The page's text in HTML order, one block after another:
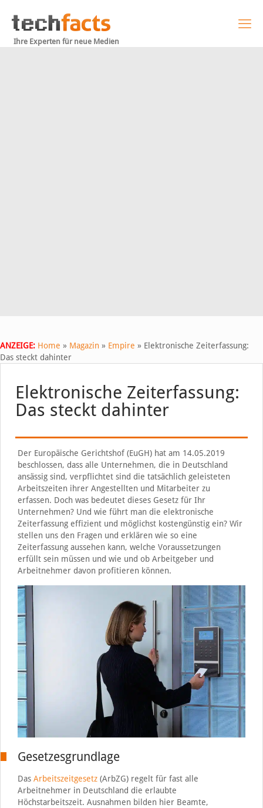
Ihre Experten für neue Medien
ANZEIGE: Home » Magazin » Empire » Elektronische Zeiterfassung:
Das steckt dahinter
Elektronische Zeiterfassung:
Das steckt dahinter
Der Europäische Gerichtshof (EuGH) hat am 14.05.2019
beschlossen, dass alle Unternehmen, die in Deutschland
ansässig sind, verpflichtet sind die tatsächlich geleisteten
Arbeitszeiten ihrer Angestellten und Mitarbeiter zu
erfassen. Doch was bedeutet dieses Gesetz für Ihr
Unternehmen? Und wie führt man die elektronische
Zeiterfassung effizient und möglichst kostengünstig ein? Wir
stellen uns den Fragen und erklären wie so eine
Zeiterfassung aussehen kann, welche Voraussetzungen
erfüllt sein müssen und wie und ob Arbeitgeber und
Arbeitnehmer davon profitieren können.
Gesetzesgrundlage
Das Arbeitszeitgesetz(ArbZG) regelt für fast alle
Arbeitnehmer in Deutschland die erlaubte
Höchstarbeitszeit. Ausnahmen bilden hier Beamte,